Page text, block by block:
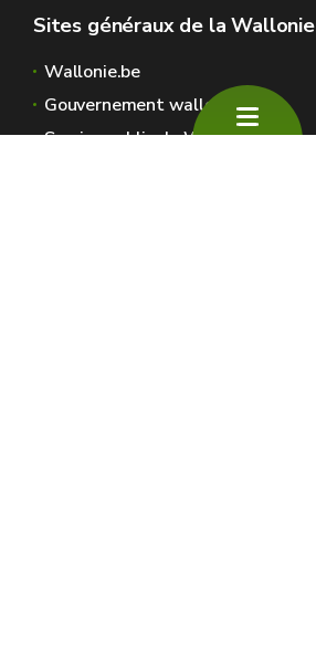
Sites généraux de la Wallonie
Wallonie.be
Gouvernement wallon
Service public de Wallonie